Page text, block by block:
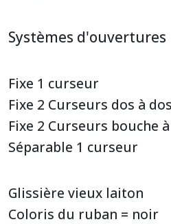
Systèmes d'ouvertures
Fixe 1 curseur
Fixe 2 Curseurs dos à dos
Fixe 2 Curseurs bouche
Séparable 1 curseur
Glissière vieux laiton
Coloris du ruban = noir